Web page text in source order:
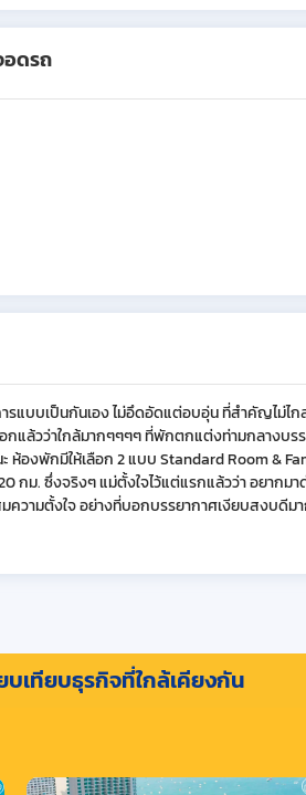
อดรถ
แบบเป็นกันเอง ไม่อึดอัดแต่อบอุ่น ที่สำคัญไม่ไก
แล้วว่าใกล้มากๆๆๆๆ ที่พักตกแต่งท่ามกลางบร
ห้องพักมีให้เลือก 2 แบบ Standard Room &
กม. ซึ่งจริงๆ แม่ตั้งใจไว้แต่แรกแล้วว่า อยากมา
ามตั้งใจ อย่างที่บอกบรรยากาศเงียบสงบดีมา
บเทียบธุรกิจที่ใกล้เคียงกัน